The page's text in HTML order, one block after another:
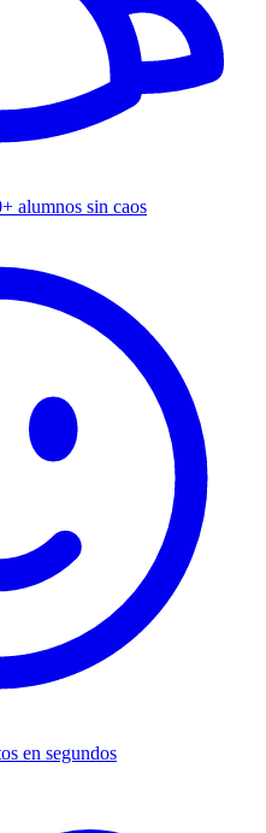
alumnos sin caos
en segundos